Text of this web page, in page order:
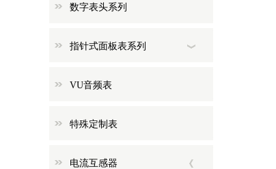
数字表头系列
指针式面板表系列
VU音频表
特殊定制表
电流互感器